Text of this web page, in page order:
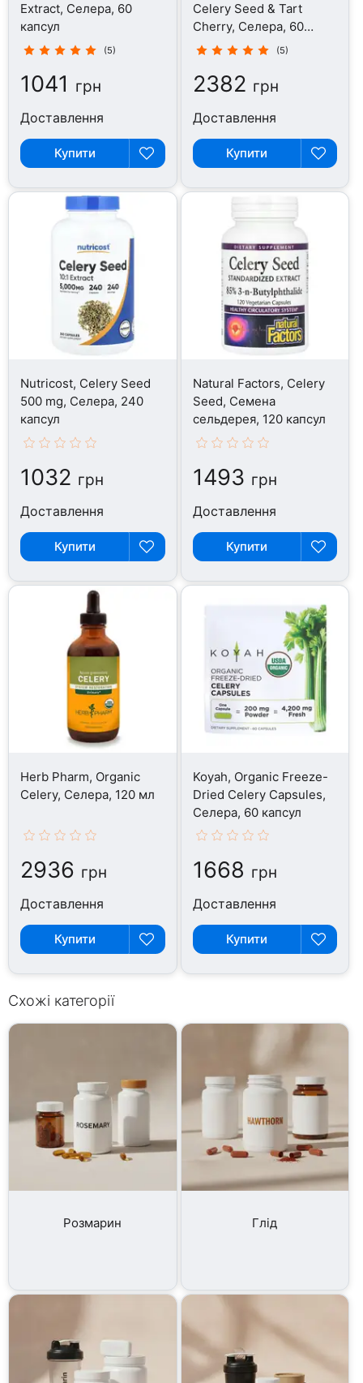
Extract, Селера, 60
капсул
(5)
1041 грн
Доставлення
Купити
Celery Seed & Tart
Cherry, Селера, 60
капсул
(5)
2382 грн
Доставлення
Купити
Nutricost, Celery Seed
500 mg, Селера, 240
капсул
1032 грн
Доставлення
Купити
Natural Factors, Celery
Seed, Семена
сельдерея, 120 капсул
1493 грн
Доставлення
Купити
Herb Pharm, Organic
Celery, Селера, 120 мл
2936 грн
Доставлення
Купити
Koyah, Organic Freeze-
Dried Celery Capsules,
Селера, 60 капсул
1668 грн
Доставлення
Купити
Схожі категорії
Розмарин Глід